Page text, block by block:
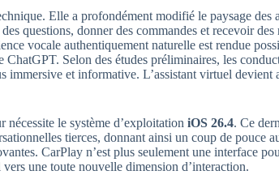
Elle a profondément modifié le paysage des
questions, donner des commandes et recevoir des
vocale authentiquement naturelle est rendue
ChatGPT. Selon des études préliminaires, les
immersive et informative. L’assistant virtuel devient
nécessite le système d’exploitation iOS 26.4. Ce
tierces, donnant ainsi un coup de pouce
CarPlay n’est plus seulement une interface
une toute nouvelle dimension d’interaction.